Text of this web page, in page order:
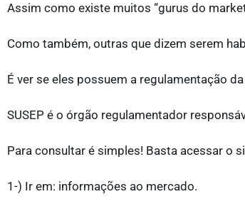
Assim como existe muitos “gurus do
Como também, outras que dizem serem
É ver se eles possuem a regulamentação da
SUSEP é o órgão regulamentador
Para consultar é simples! Basta acessar o
1-) Ir em: informações ao mercado.